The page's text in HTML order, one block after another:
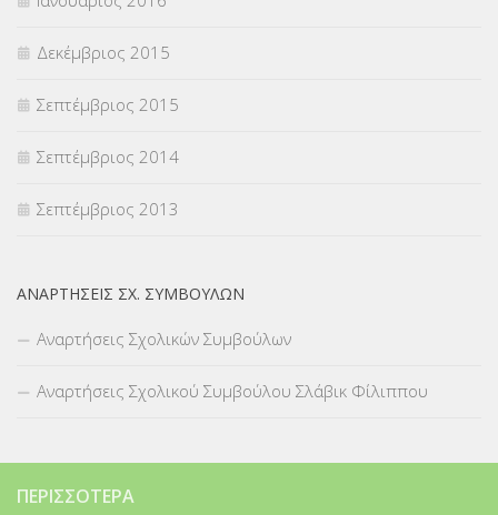
Δεκέμβριος 2015
Σεπτέμβριος 2015
Σεπτέμβριος 2014
Σεπτέμβριος 2013
ΑΝΑΡΤΉΣΕΙΣ ΣΧ. ΣΥΜΒΟΎΛΩΝ
Αναρτήσεις Σχολικών Συμβούλων
Αναρτήσεις Σχολικού Συμβούλου Σλάβικ Φίλιππου
ΠΕΡΙΣΣΌΤΕΡΑ